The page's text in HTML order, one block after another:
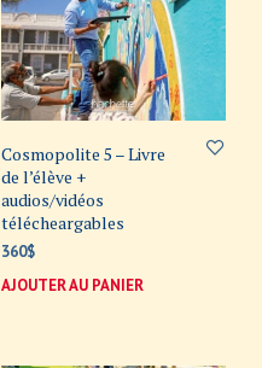
Cosmopolite 5 – Livre
de l’élève +
audios/vidéos
télécheargables
360$
AJOUTER AU PANIER